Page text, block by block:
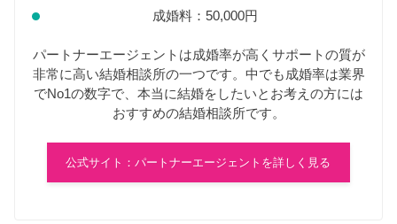
成婚料：50,000円
パートナーエージェントは成婚率が高くサポートの質が
非常に高い結婚相談所の一つです。中でも成婚率は業界
でNo1の数字で、本当に結婚をしたいとお考えの方には
おすすめの結婚相談所です。
公式サイト：パートナーエージェントを詳しく見る